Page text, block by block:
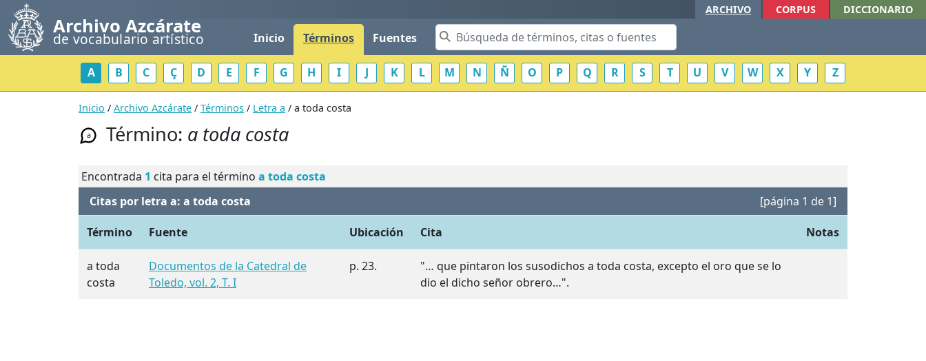
Archivo Azcárate
de vocabulario artístico Inicio Términos Fuentes
ARCHIVO CORPUS DICCIONARIO
A B C Ç D E F G H I J K L M N Ñ O P Q R S T U V W X Y Z
Inicio / Archivo Azcárate / Términos / Letra a / a toda costa
a Término: a toda costa
Encontrada 1 cita para el término a toda costa
Citas por letra a: a toda costa
[página 1 de 1]
Término Fuente Ubicación Cita Notas
a toda
costa
Documentos de la Catedral de
Toledo, vol. 2, T. I
p. 23.
"… que pintaron los susodichos a toda costa, excepto el oro que se lo
dio el dicho señor obrero…".